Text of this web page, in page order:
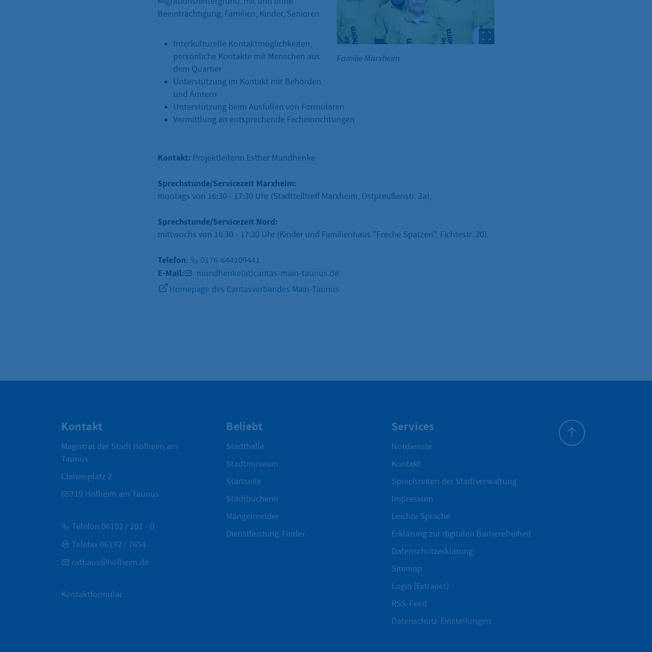
Familie Marxheim
Beeinträchtigung, Familien, Kinder, Senioren
Interkulturelle Kontaktmöglichkeiten,
persönliche Kontakte mit Menschen aus
dem Quartier
Unterstützung im Kontakt mit Behörden
und Ämtern
Unterstützung beim Ausfüllen von Formularen
Vermittlung an entsprechende Facheinrichtungen
Kontakt: Projektleiterin Esther Mundhenke
Sprechstunde/Servicezeit Marxheim:
montags von 16:30 - 17:30 Uhr (Stadtteiltreff Marxheim, Ostpreußenstr. 2a),
Sprechstunde/Servicezeit Nord:
mittwochs von 16:30 - 17:30 Uhr (Kinder und Familienhaus "Freche Spatzen", Fichtestr. 20).
Telefon: 0176-644109441
E-Mail:
mundhenke(at)caritas-main-taunus.de
Homepage des Caritasverbandes Main-Taunus
Kontakt
Magistrat der Stadt Hofheim am
Taunus
Chinonplatz 2
65719 Hofheim am Taunus
Telefon 06192 / 202 - 0
Telefax 06192 / 7654
rathaus@hofheim.de
Kontaktformular
Beliebt
Stadthalle
Stadtmuseum
Startseite
Stadtbücherei
Mängelmelder
Dienstleistung-Finder
Services
Notdienste
Kontakt
Sprechzeiten der Stadtverwaltung
Impressum
Leichte Sprache
Erklärung zur digitalen Barrierefreiheit
Datenschutzerklärung
Sitemap
Login (Extranet)
RSS-Feed
Datenschutz-Einstellungen